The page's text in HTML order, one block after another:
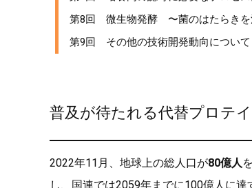
第8回 微生物発酵 〜菌のはたらきを
第9回 その他の技術開発動向について
普及が待たれる代替プロテ
2022年11月、地球上の総人口が80億人
し、国連では2059年までに100億人に達